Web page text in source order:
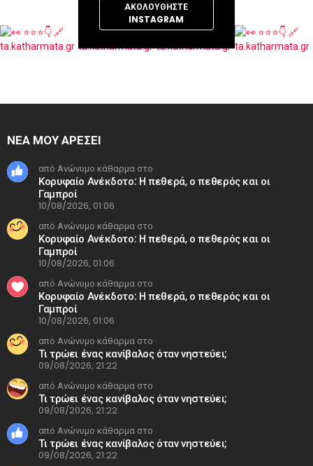
ΑΚΟΛΟΥΘΉΣΤΕ
INSTAGRAM
ΝΕΑ ΜΟΥ ΑΡΕΣΕΙ
από Ανώνυμο κάθαρμα στο
Κορυφαίο Ανέκδοτο: H πεθερά, ο πεθερός και οι
Γαμπροί
10/08/2026, 01:06
από Ανώνυμο κάθαρμα στο
Κορυφαίο Ανέκδοτο: H πεθερά, ο πεθερός και οι
Γαμπροί
10/08/2026, 01:06
από Ανώνυμο κάθαρμα στο
Κορυφαίο Ανέκδοτο: H πεθερά, ο πεθερός και οι
Γαμπροί
10/08/2026, 01:06
από Ανώνυμο κάθαρμα στο
Τι τρώει ένας κανίβαλος όταν νηστεύει;
09/08/2026, 21:22
από Ανώνυμο κάθαρμα στο
Τι τρώει ένας κανίβαλος όταν νηστεύει;
09/08/2026, 21:22
από Ανώνυμο κάθαρμα στο
Τι τρώει ένας κανίβαλος όταν νηστεύει;
09/08/2026, 21:22